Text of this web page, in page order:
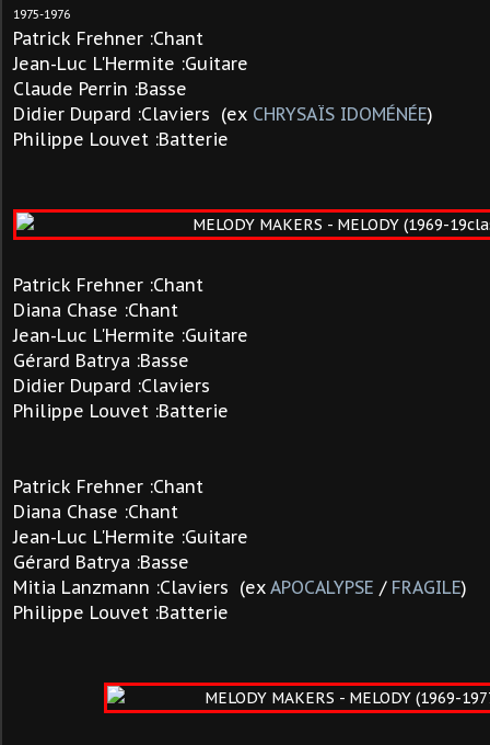
1975-1976
Patrick Frehner :Chant
Jean-Luc L'Hermite :Guitare
Claude Perrin :Basse
Didier Dupard :Claviers (ex CHRYSAÏS IDOMÉNÉE)
Philippe Louvet :Batterie
Patrick Frehner :Chant
Diana Chase :Chant
Jean-Luc L'Hermite :Guitare
Gérard Batrya :Basse
Didier Dupard :Claviers
Philippe Louvet :Batterie
Patrick Frehner :Chant
Diana Chase :Chant
Jean-Luc L'Hermite :Guitare
Gérard Batrya :Basse
Mitia Lanzmann :Claviers (ex APOCALYPSE / FRAGILE)
Philippe Louvet :Batterie